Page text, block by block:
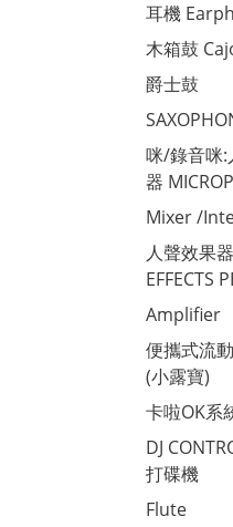
耳機
木箱鼓
爵士鼓
咪/錄音咪:
器
Mixer /
人聲效果
EFFECTS
Amplifier
便攜式流
(小露寶)
卡啦OK系
DJ
打碟機
Flute